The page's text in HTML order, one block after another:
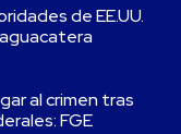
de EE.UU.
al crimen tras
FGE